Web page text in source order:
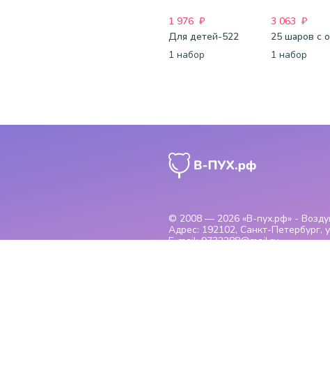
1 976 ₽
Для детей-522
1 набор
3 063 ₽
1 набор
© 2008 — 2026 «В-пух.рф» -
Адрес: 192102, Санкт-Петербург,
E-mail:9732288@mail.ru